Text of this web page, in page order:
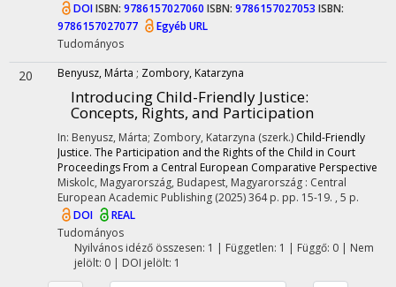
DOIISBN: 9786157027060 ISBN: 9786157027053 ISBN:
9786157027077
Egyéb URL
Tudományos
20 Benyusz, Márta ; Zombory, Katarzyna
Introducing Child-Friendly Justice:
Concepts, Rights, and Participation
In: Benyusz, Márta; Zombory, Katarzyna (szerk.) Child-Friendly
Justice. The Participation and the Rights of the Child in Court
Proceedings From a Central European Comparative Perspective
Miskolc, Magyarország, Budapest, Magyarország : Central
European Academic Publishing (2025)364 p. pp. 15-19. , 5 p.
DOI
REAL
Tudományos
Nyilvános idéző összesen: 1 | Független: 1 | Függő: 0 | Nem
jelölt: 0 | DOI jelölt: 1